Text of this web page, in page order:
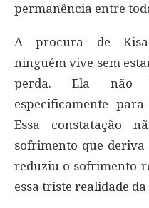
permanência entre
A procura de
ninguém vive sem
perda. Ela não
especificamente
Essa constatação
sofrimento que deriva
reduziu o sofrimento
essa triste realidade da